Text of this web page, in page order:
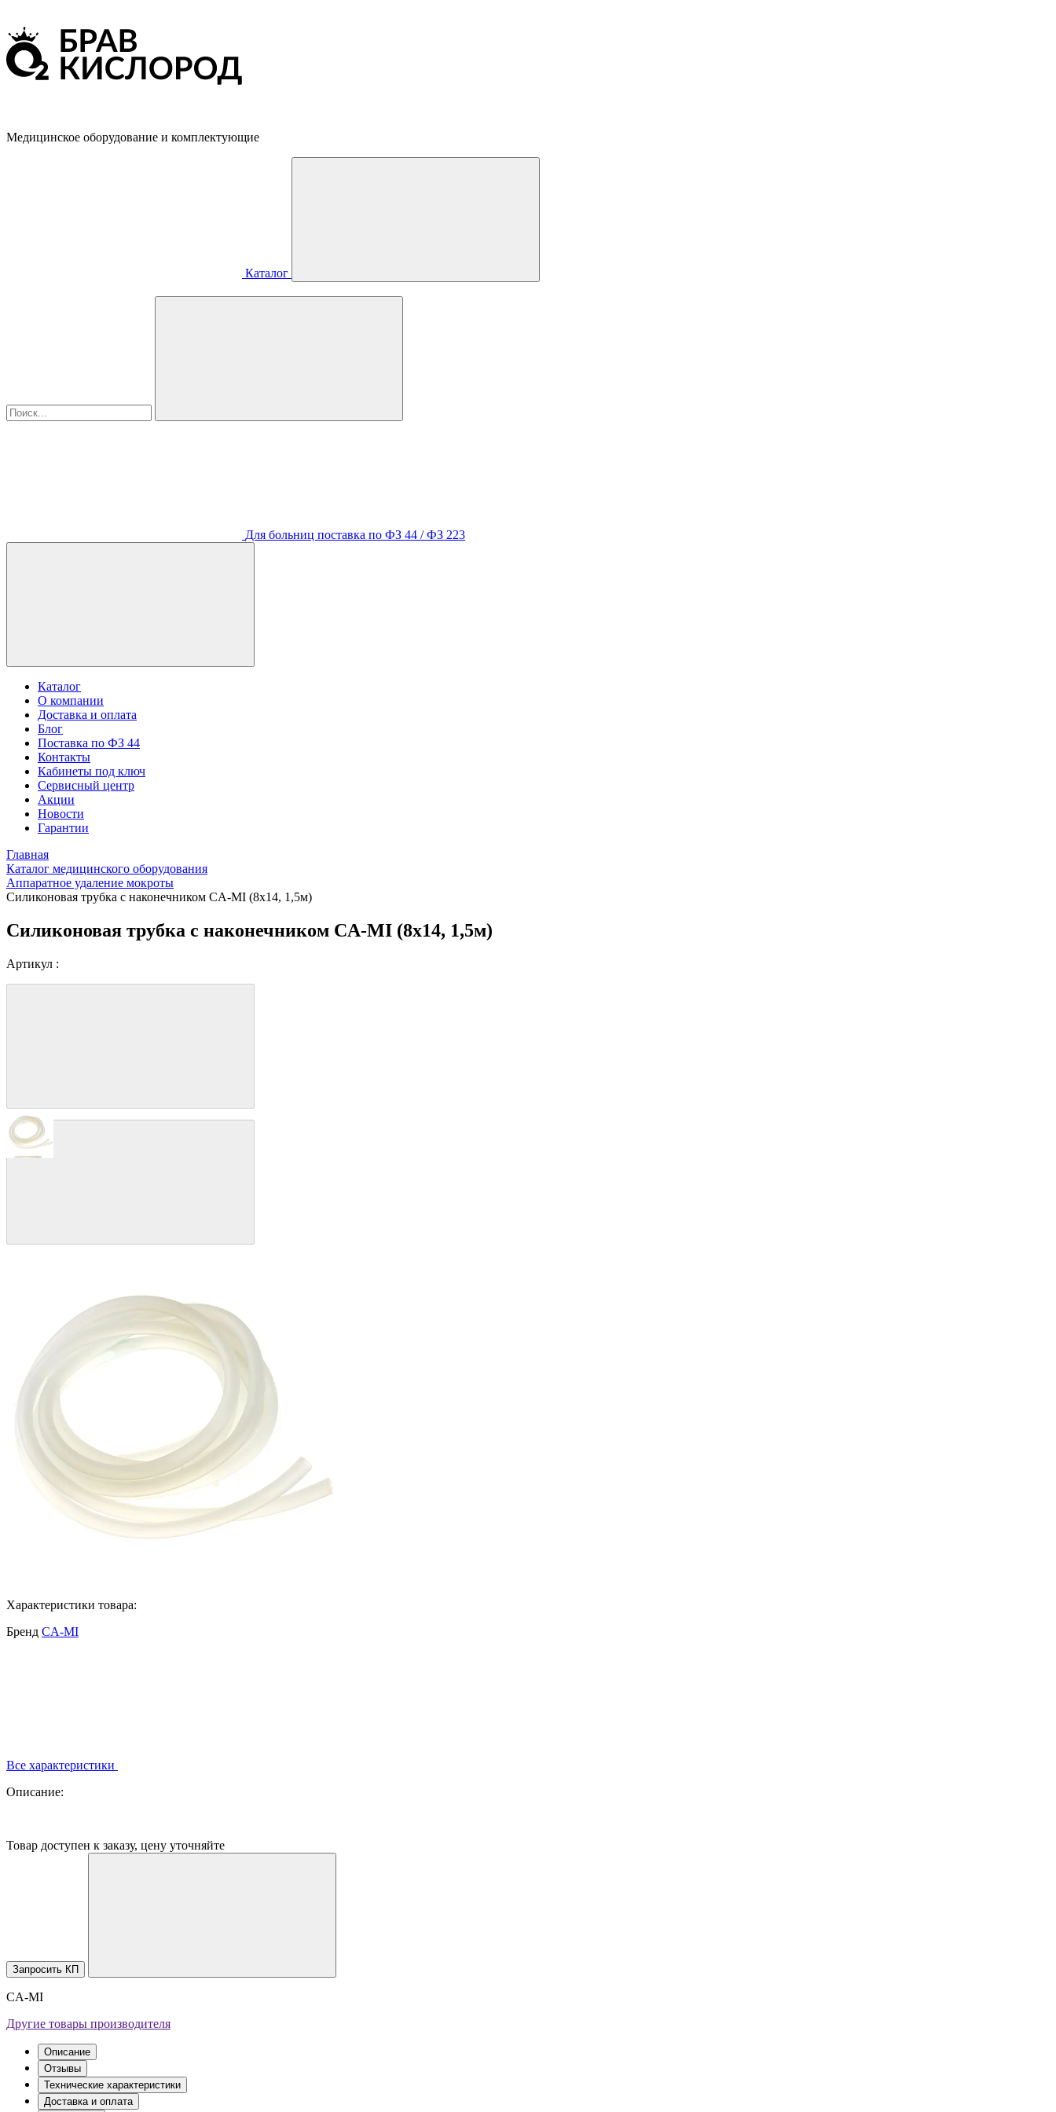
Медицинское оборудование и комплектующие
Каталог
Для больниц поставка по ФЗ 44 / ФЗ 223
Каталог
О компании
Доставка и оплата
Блог
Поставка по ФЗ 44
Контакты
Кабинеты под ключ
Сервисный центр
Акции
Новости
Гарантии
Главная
Каталог медицинского оборудования
Аппаратное удаление мокроты
Силиконовая трубка с наконечником CA-MI (8х14, 1,5м)
Силиконовая трубка с наконечником CA-MI (8х14, 1,5м)
Артикул :
Характеристики товара:
Бренд CA-MI
Все характеристики
Описание:
Товар доступен к заказу, цену уточняйте
Запросить КП
CA-MI
Другие товары производителя
Описание
Отзывы
Технические характеристики
Доставка и оплата